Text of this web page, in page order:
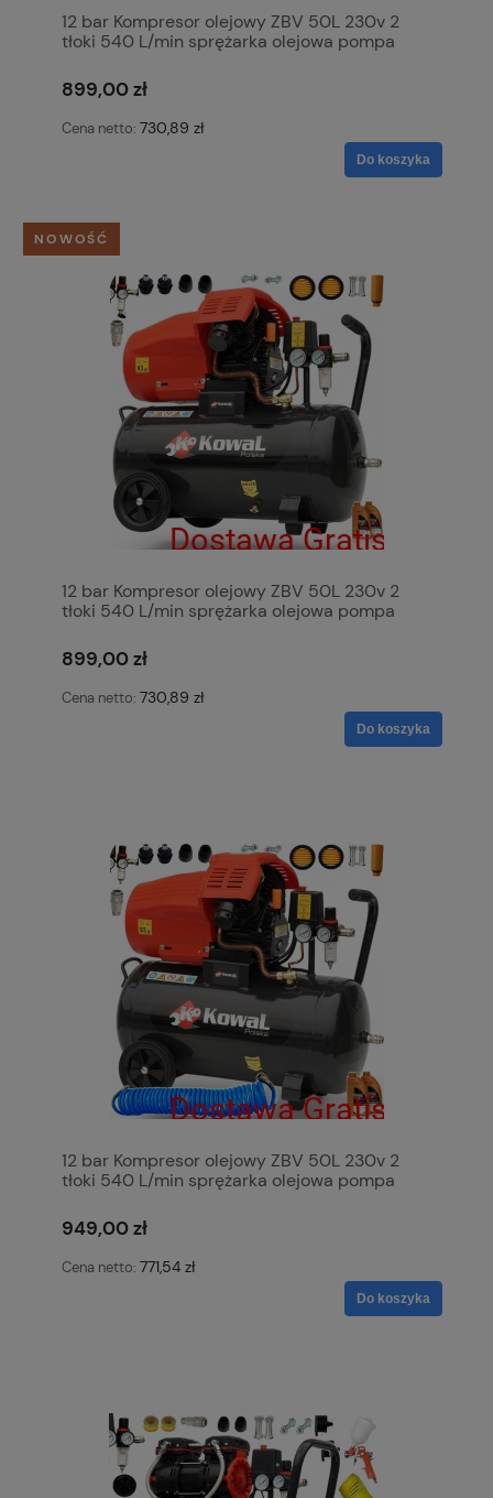
12 bar Kompresor olejowy ZBV 50L 230v 2
tłoki 540 L/min sprężarka olejowa pompa
899,00 zł
Cena netto: 730,89 zł
Do koszyka
12 bar Kompresor olejowy ZBV 50L 230v 2
tłoki 540 L/min sprężarka olejowa pompa
899,00 zł
Cena netto: 730,89 zł
Do koszyka
NOWOŚĆ
12 bar Kompresor olejowy ZBV 50L 230v 2
tłoki 540 L/min sprężarka olejowa pompa
949,00 zł
Cena netto: 771,54 zł
Do koszyka